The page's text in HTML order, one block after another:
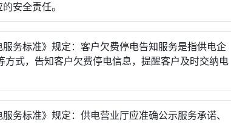
安全责任。
服务标准》规定：客户欠费停电告知服务是指供电企
方式，告知客户欠费停电信息，提醒客户及时交纳电
务标准》规定：供电营业厅应准确公示服务承诺、